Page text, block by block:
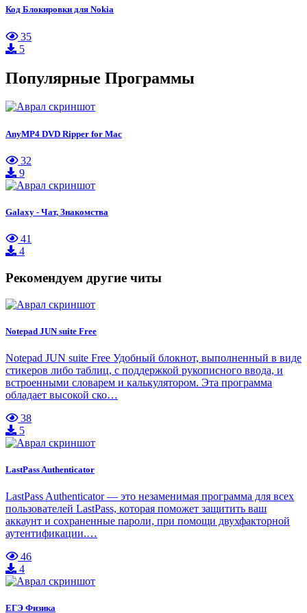
Код Блокировки для Nokia
35
5
Популярные Программы
AnyMP4 DVD Ripper for Mac
32
9
Galaxy - Чат, Знакомства
41
4
Рекомендуем другие читы
Notepad JUN suite Free
Notepad JUN suite Free Удобный блокнот, выполненный в виде
стикеров либо таблиц, с поддержкой рукописного ввода, и
встроенными словарем и калькулятором. Эта программа
обладает высокой ско…
38
5
LastPass Authenticator
LastPass Authenticator — это незаменимая программа для всех
пользователей LastPass, которая поможет защитить ваш
аккаунт и сохраненные пароли, при помощи двухфакторной
аутентификации.…
46
4
ЕГЭ Физика